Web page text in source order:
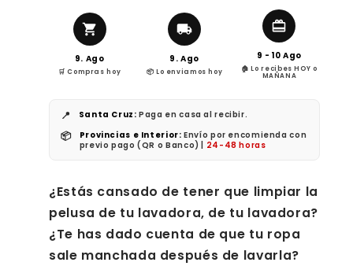
9. Ago
🛒 Compras hoy
9. Ago
📦 Lo enviamos hoy
9 - 10 Ago
🏠 Lo recibes HOY o
MAÑANA
📍 Santa Cruz: Paga en casa al recibir.
📦 Provincias e Interior: Envío por encomienda con
previo pago (QR o Banco) |
24-48 horas
¿Estás cansado de tener que limpiar la
pelusa de tu lavadora, de tu lavadora?
¿Te has dado cuenta de que tu ropa
sale manchada después de lavarla?